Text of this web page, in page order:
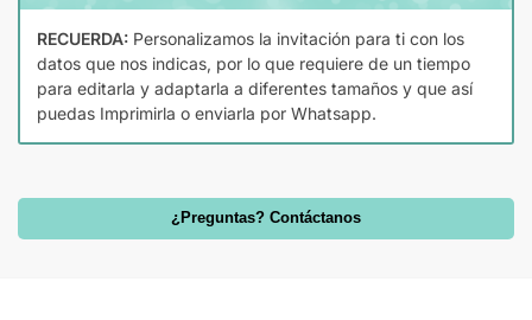
RECUERDA: Personalizamos la invitación para ti con los
datos que nos indicas, por lo que requiere de un tiempo
para editarla y adaptarla a diferentes tamaños y que así
puedas Imprimirla o enviarla por Whatsapp.
¿Preguntas? Contáctanos